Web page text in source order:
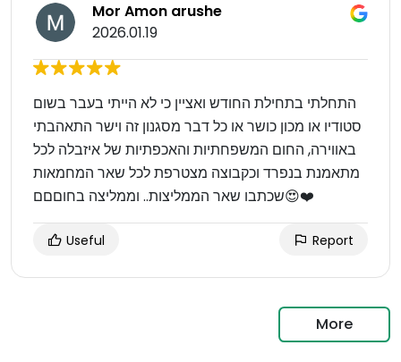
Mor Amon arushe
2026.01.19
התחלתי בתחילת החודש ואציין כי לא הייתי בעבר בשום
סטודיו או מכון כושר או כל דבר מסגנון זה וישר התאהבתי
באווירה, החום המשפחתיות והאכפתיות של איזבלה לכל
מתאמנת בנפרד וכקבוצה מצטרפת לכל שאר המחמאות
שכתבו שאר הממליצות.. וממליצה בחוםםם😍❤️
Useful Report
More